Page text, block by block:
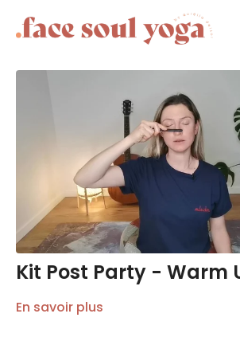
Kit Post Party - Warm
En savoir plus